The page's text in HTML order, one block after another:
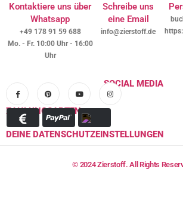
Kontaktiere uns über
Whatsapp
+49 178 91 59 688
Mo. - Fr. 10:00 Uhr - 16:00
Uhr
Schreibe uns
eine Email
info@zierstoff.de
SOCIAL MEDIA
ZAHLUNGSARTEN
DEINE DATENSCHUTZEINSTELLUNGEN
© 2024 Zierstoff. All Rights